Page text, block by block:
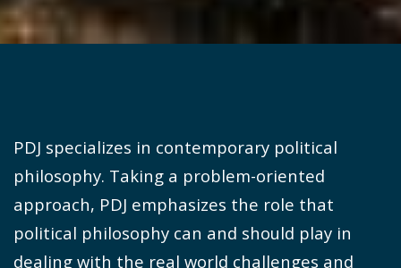
PDJ specializes in contemporary political
philosophy. Taking a problem-oriented
approach, PDJ emphasizes the role that
political philosophy can and should play in
dealing with the real world challenges and